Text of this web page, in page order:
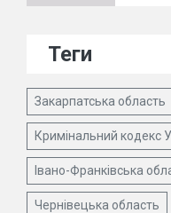
Теги
Закарпатська область
Кримінальний кодекс
Івано-Франківська
Чернівецька область